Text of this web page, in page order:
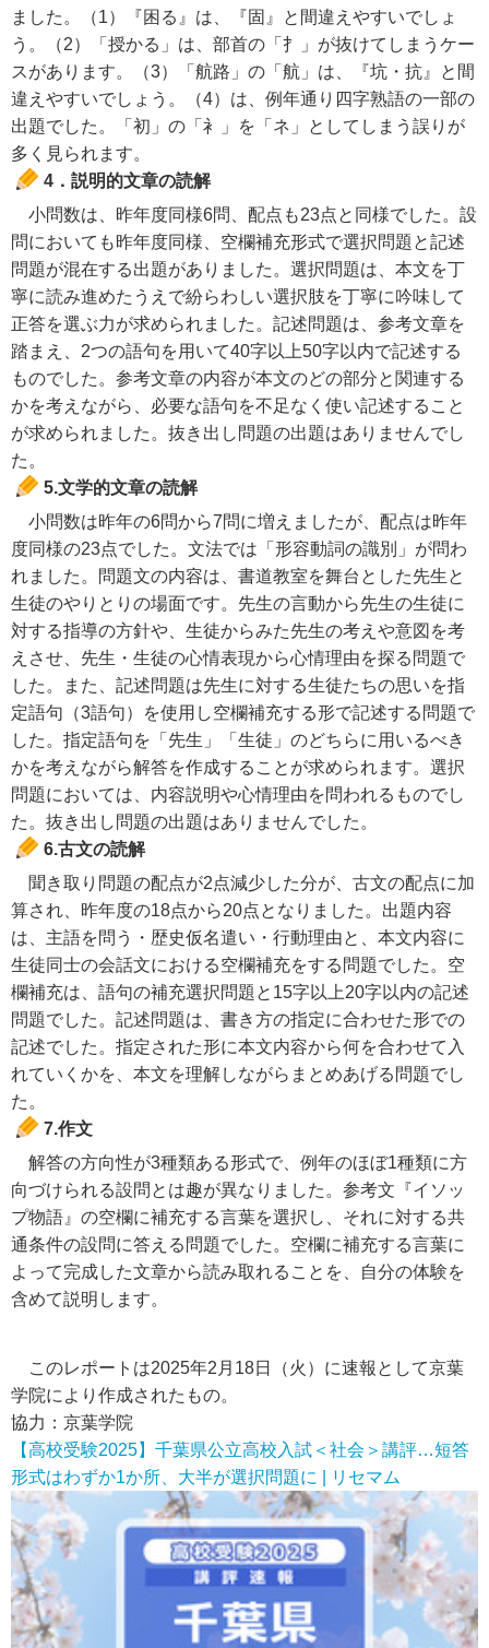
ました。（1）『困る』は、『固』と間違えやすいでしょ
う。（2）「授かる」は、部首の「扌」が抜けてしまうケー
スがあります。（3）「航路」の「航」は、『坑・抗』と間
違えやすいでしょう。（4）は、例年通り四字熟語の一部の
出題でした。「初」の「衤」を「ネ」としてしまう誤りが
多く見られます。
4．説明的文章の読解
小問数は、昨年度同様6問、配点も23点と同様でした。設
問においても昨年度同様、空欄補充形式で選択問題と記述
問題が混在する出題がありました。選択問題は、本文を丁
寧に読み進めたうえで紛らわしい選択肢を丁寧に吟味して
正答を選ぶ力が求められました。記述問題は、参考文章を
踏まえ、2つの語句を用いて40字以上50字以内で記述する
ものでした。参考文章の内容が本文のどの部分と関連する
かを考えながら、必要な語句を不足なく使い記述すること
が求められました。抜き出し問題の出題はありませんでし
た。
5.文学的文章の読解
小問数は昨年の6問から7問に増えましたが、配点は昨年
度同様の23点でした。文法では「形容動詞の識別」が問わ
れました。問題文の内容は、書道教室を舞台とした先生と
生徒のやりとりの場面です。先生の言動から先生の生徒に
対する指導の方針や、生徒からみた先生の考えや意図を考
えさせ、先生・生徒の心情表現から心情理由を探る問題で
した。また、記述問題は先生に対する生徒たちの思いを指
定語句（3語句）を使用し空欄補充する形で記述する問題で
した。指定語句を「先生」「生徒」のどちらに用いるべき
かを考えながら解答を作成することが求められます。選択
問題においては、内容説明や心情理由を問われるものでし
た。抜き出し問題の出題はありませんでした。
6.古文の読解
聞き取り問題の配点が2点減少した分が、古文の配点に加
算され、昨年度の18点から20点となりました。出題内容
は、主語を問う・歴史仮名遣い・行動理由と、本文内容に
生徒同士の会話文における空欄補充をする問題でした。空
欄補充は、語句の補充選択問題と15字以上20字以内の記述
問題でした。記述問題は、書き方の指定に合わせた形での
記述でした。指定された形に本文内容から何を合わせて入
れていくかを、本文を理解しながらまとめあげる問題でし
た。
7.作文
解答の方向性が3種類ある形式で、例年のほぼ1種類に方
向づけられる設問とは趣が異なりました。参考文『イソッ
プ物語』の空欄に補充する言葉を選択し、それに対する共
通条件の設問に答える問題でした。空欄に補充する言葉に
よって完成した文章から読み取れることを、自分の体験を
含めて説明します。
このレポートは2025年2月18日（火）に速報として京葉
学院により作成されたもの。
協力：京葉学院
【高校受験2025】千葉県公立高校入試＜社会＞講評…短答
形式はわずか1か所、大半が選択問題に | リセマム